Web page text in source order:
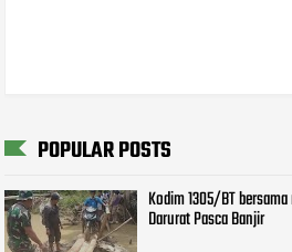
POPULAR POSTS
Kodim 1305/BT
Darurat Pasca Banjir